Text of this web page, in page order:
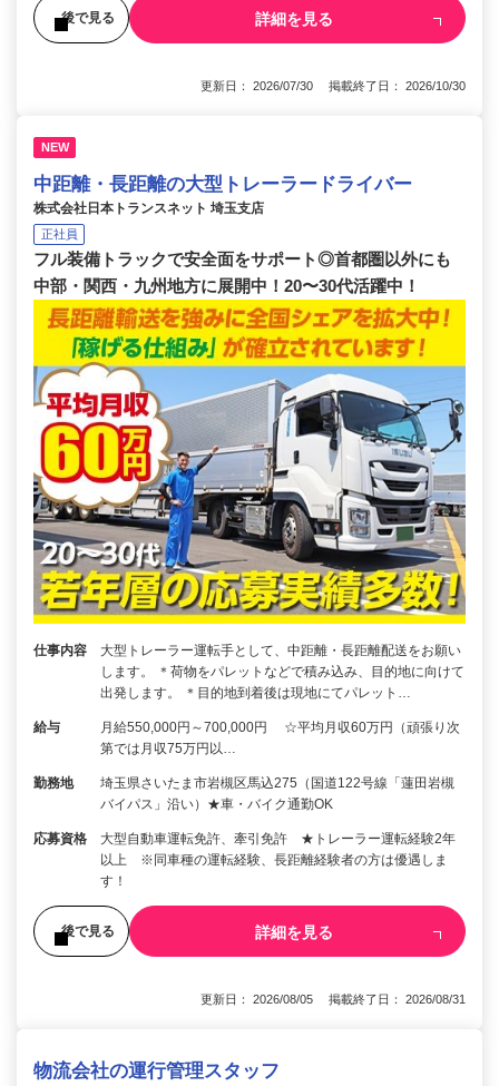
後で見る 詳細を見る
更新日： 2026/07/30 掲載終了日： 2026/10/30
NEW
中距離・長距離の大型トレーラードライバー
株式会社日本トランスネット 埼玉支店
正社員
フル装備トラックで安全面をサポート◎首都圏以外にも
中部・関西・九州地方に展開中！20〜30代活躍中！
仕事内容
大型トレーラー運転手として、中距離・長距離配送をお願い
します。 ＊荷物をパレットなどで積み込み、目的地に向けて
出発します。 ＊目的地到着後は現地にてパレット…
給与
月給550,000円～700,000円 ☆平均月収60万円（頑張り次
第では月収75万円以…
勤務地
埼玉県さいたま市岩槻区馬込275（国道122号線「蓮田岩槻
バイパス」沿い）★車・バイク通勤OK
応募資格
大型自動車運転免許、牽引免許 ★トレーラー運転経験2年
以上 ※同車種の運転経験、長距離経験者の方は優遇しま
す！
後で見る 詳細を見る
更新日： 2026/08/05 掲載終了日： 2026/08/31
物流会社の運行管理スタッフ